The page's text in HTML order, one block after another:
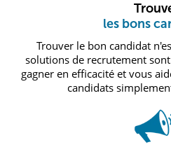
les bons
Trouver le bon candidat
solutions de recrutement
gagner en efficacité et vous
candidats